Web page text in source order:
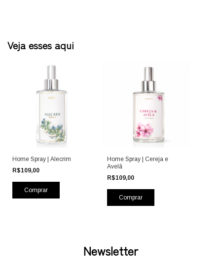
Veja esses aqui
Home Spray | Alecrim
R$109,00
Home Spray | Cereja e
Avelã
R$109,00
Newsletter